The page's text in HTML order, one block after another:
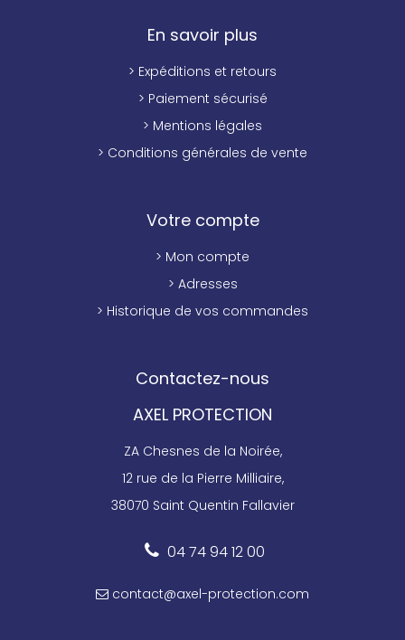
En savoir plus
> Expéditions et retours
> Paiement sécurisé
> Mentions légales
> Conditions générales de vente
Votre compte
> Mon compte
> Adresses
> Historique de vos commandes
Contactez-nous
AXEL PROTECTION
ZA Chesnes de la Noirée,
12 rue de la Pierre Milliaire,
38070 Saint Quentin Fallavier
04 74 94 12 00
contact@axel-protection.com